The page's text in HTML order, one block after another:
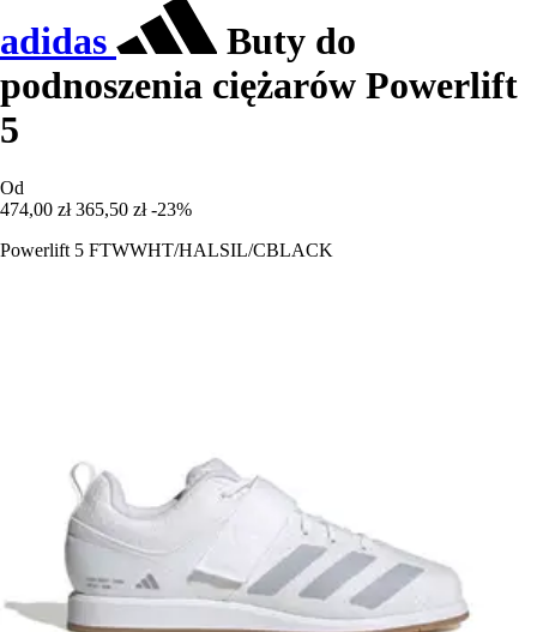
adidas
Buty do
podnoszenia ciężarów Powerlift
5
Od
474,00 zł 365,50 zł -23%
Powerlift 5 FTWWHT/HALSIL/CBLACK